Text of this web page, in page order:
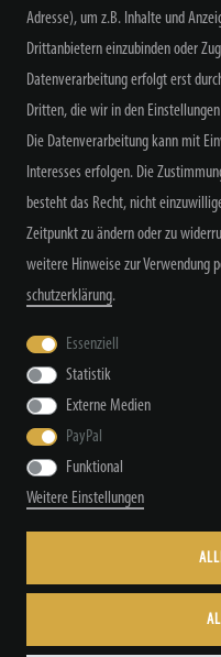
Alle
Widerrufs­recht
Adresse), um z.B. Inhalte und
Drittanbietern einzubinden oder
Datenverarbeitung erfolgt erst
Dritten, die wir in den
Die Datenverarbeitung kann mit
Interesses erfolgen. Die
besteht das Recht, nicht
Zeitpunkt zu ändern oder zu
weitere Hinweise zur Verwendung
schutz­erklärung.
Essenziell
Statistik
Externe Medien
PayPal
Funktional
Weitere Einstellungen